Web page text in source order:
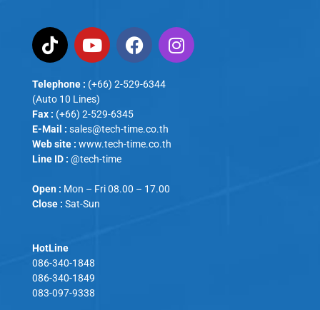
Telephone : (+66) 2-529-6344
(Auto 10 Lines)
Fax : (+66) 2-529-6345
E-Mail : sales@tech-time.co.th
Web site : www.tech-time.co.th
Line ID : @tech-time
Open : Mon – Fri 08.00 – 17.00
Close : Sat-Sun
HotLine
086-340-1848
086-340-1849
083-097-9338